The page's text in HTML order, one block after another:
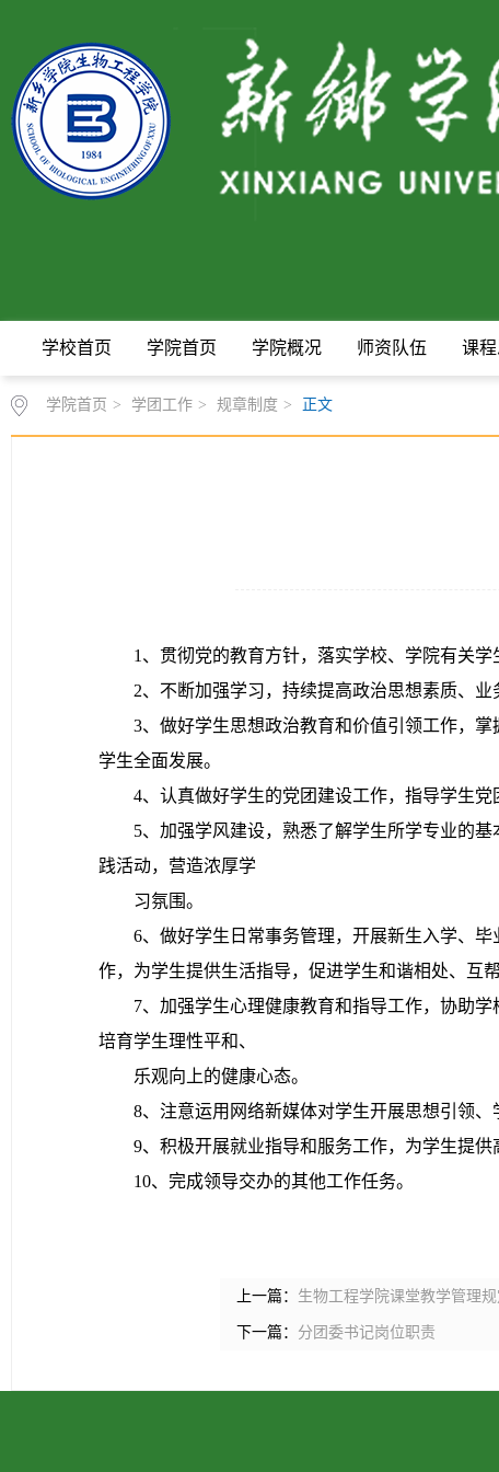
学校首页 学院首页 学院概况 师资队伍 课
学院首页 > 学团工作 > 规章制度 > 正文
1、贯彻党的教育方针，落实学校、学院有关学
2、不断加强学习，持续提高政治思想素质、
3、做好学生思想政治教育和价值引领工作，
学生全面发展。
4、认真做好学生的党团建设工作，指导学生
5、加强学风建设，熟悉了解学生所学专业的
践活动，营造浓厚学
习氛围。
6、做好学生日常事务管理，开展新生入学、
作，为学生提供生活指导，促进学生和谐相处、互帮
7、加强学生心理健康教育和指导工作，协助
培育学生理性平和、
乐观向上的健康心态。
8、注意运用网络新媒体对学生开展思想引领
9、积极开展就业指导和服务工作，为学生提
10、完成领导交办的其他工作任务。
上一篇： 生物工程学院课堂教学管理规
下一篇： 分团委书记岗位职责